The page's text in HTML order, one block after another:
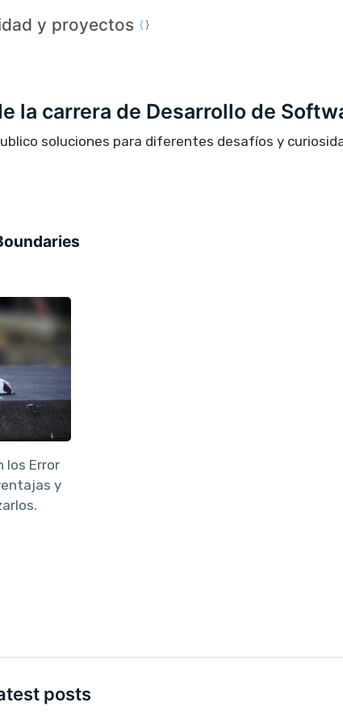
y proyectos
la carrera de Desarrollo de
soluciones para diferentes desafíos y
los Error
y
posts